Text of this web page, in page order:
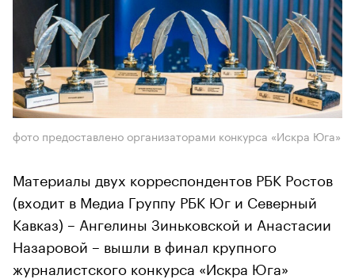
фото предоставлено организаторами конкурса «Искра Юга»
Материалы двух корреспондентов РБК Ростов
(входит в Медиа Группу РБК Юг и Северный
Кавказ) – Ангелины Зиньковской и Анастасии
Назаровой – вышли в финал крупного
журналистского конкурса «Искра Юга»